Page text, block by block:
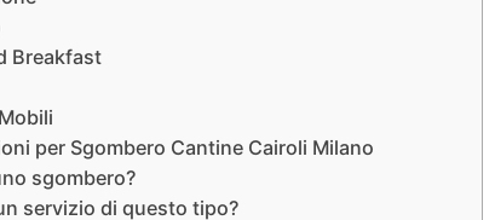
Breakfast
per Sgombero Cantine Cairoli Milano
sgombero?
servizio di questo tipo?